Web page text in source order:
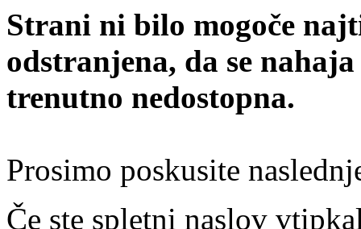
Strani ni bilo mogoče
odstranjena, da se
trenutno nedostopna.
Prosimo poskusite
Če ste spletni naslov